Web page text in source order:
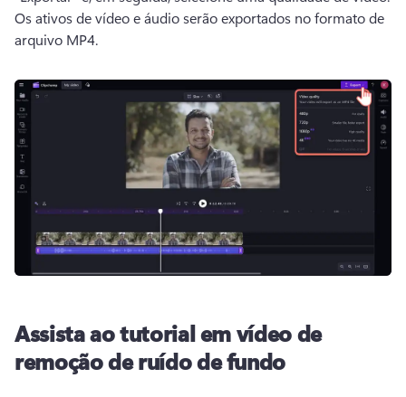
Os ativos de vídeo e áudio serão exportados no formato de
arquivo MP4.
Assista ao tutorial em vídeo de
remoção de ruído de fundo